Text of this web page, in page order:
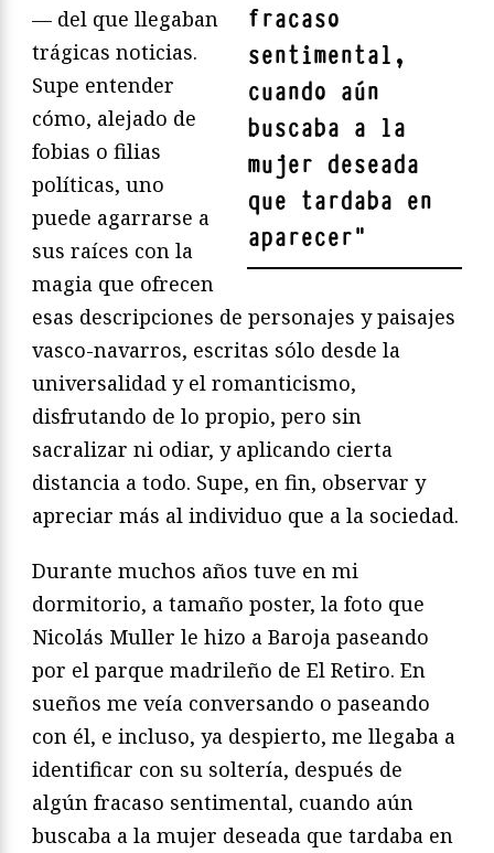
fracaso
sentimental,
cuando aún
buscaba a la
mujer deseada
que tardaba en
aparecer"
— del que llegaban
trágicas noticias.
Supe entender
cómo, alejado de
fobias o filias
políticas, uno
puede agarrarse a
sus raíces con la
magia que ofrecen
esas descripciones de personajes y paisajes
vasco-navarros, escritas sólo desde la
universalidad y el romanticismo,
disfrutando de lo propio, pero sin
sacralizar ni odiar, y aplicando cierta
distancia a todo. Supe, en fin, observar y
apreciar más al individuo que a la sociedad.
Durante muchos años tuve en mi
dormitorio, a tamaño poster, la foto que
Nicolás Muller le hizo a Baroja paseando
por el parque madrileño de El Retiro. En
sueños me veía conversando o paseando
con él, e incluso, ya despierto, me llegaba a
identificar con su soltería, después de
algún fracaso sentimental, cuando aún
buscaba a la mujer deseada que tardaba en